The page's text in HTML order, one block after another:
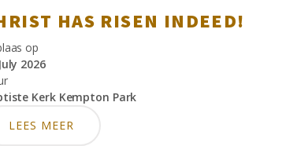
HAS RISEN INDEED!
op
2026
Kerk Kempton Park
LEES MEER